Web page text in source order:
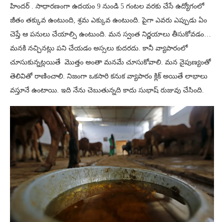
హిందర్ . సాధారణంగా ఉదయం 9 నుండి 5 గంటల వరకు చేసే ఉద్యోగంలో
జీతం తక్కువ ఉంటుంది, శ్రమ ఎక్కువ ఉంటుంది. పైగా ఎవరు ఎప్పుడు ఏం
చెప్తే ఆ పనులు చేయాల్సి ఉంటుంది. మన స్వంత నిర్ణయాలు తీసుకోవడం…
మనకి నచ్చినట్లు పని చేయడం అస్సలు కుదరదు. కానీ వ్యాపారంలో
చూసుకున్నట్లయితే మొత్తం అంతా మనమే చూసుకోవాలి. మన నైపుణ్యంతో
తెలివితో రాణించాలి. నిజంగా ఒకసారి కనుక వ్యాపారం క్లిక్ అయితే లాభాలు
వస్తూనే ఉంటాయి. ఇది నేను చెబుతున్నది కాదు సుభాష్ రుజువు చేసింది.